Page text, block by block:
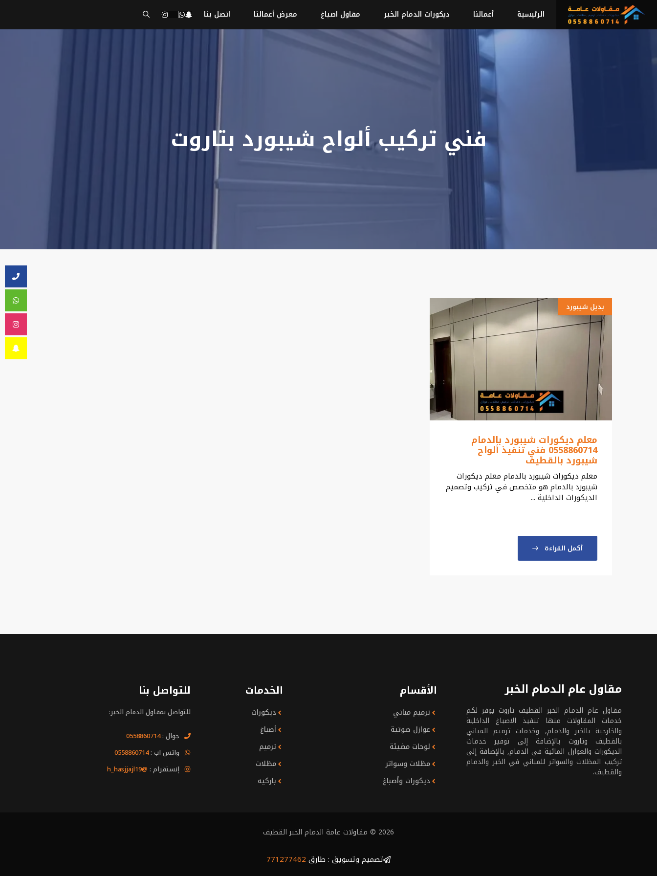
المحتوى
الرئيسية أعمالنا ديكورات الدمام الخبر مقاول اصباغ معرض أعمالنا اتصل بنا
فني تركيب ألواح شيبورد بتاروت
بديل شيبورد
معلم ديكورات شيبورد بالدمام
0558860714 فني تنفيذ ألواح
شيبورد بالقطيف
معلم ديكورات شيبورد بالدمام معلم ديكورات
شيبورد بالدمام هو متخصص في تركيب وتصميم
الديكورات الداخلية ...
أكمل القراءة
مقاول عام الدمام الخبر
مقاول عام الدمام الخبر القطيف تاروت يوفر لكم
خدمات المقاولات منها تنفيذ الاصباغ الداخلية
والخارجية بالخبر والدمام, وخدمات ترميم المباني
بالقطيف وتاروت بالإضافة إلى توفير خدمات
الديكورات والعوازل المائية في الدمام, بالإضافة إلى
تركيب المظلات والسواتر للمباني في الخبر والدمام
والقطيف.
الأقسام
ترميم مباني
عوازل صوتية
لوحات مضيئة
مظلات وسواتر
ديكورات وأصباغ
الخدمات
ديكورات
أصباغ
ترميم
مظلات
باركيه
للتواصل بنا
للتواصل بمقاول الدمام الخبر:
جوال :0558860714
واتس اب :0558860714
إنستقرام : @h_hasjjajl19
2026 © مقاولات عامة الدمام الخبر القطيف
تصميم وتسويق : طارق 771277462